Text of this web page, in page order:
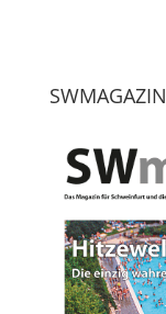
SWMAGAZIN